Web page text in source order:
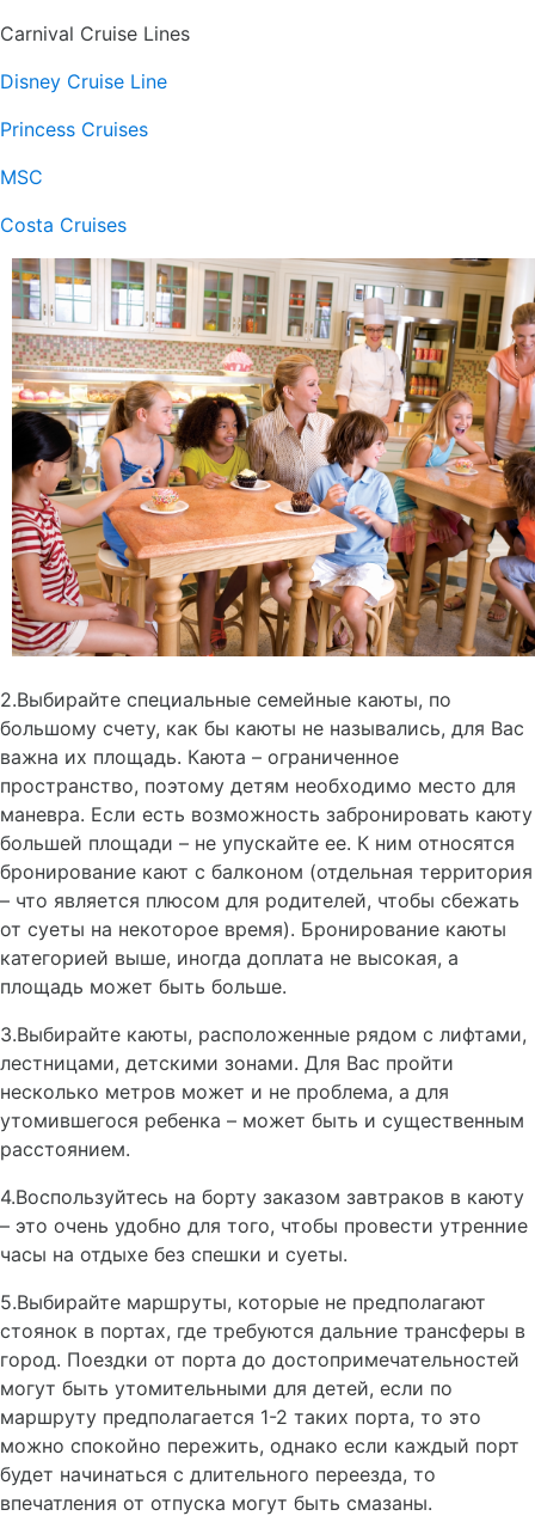
Carnival Cruise Lines
Disney Cruise Line
Princess Cruises
MSC
Costa Cruises
2.Выбирайте специальные семейные каюты, по
большому счету, как бы каюты не назывались, для Вас
важна их площадь. Каюта – ограниченное
пространство, поэтому детям необходимо место для
маневра. Если есть возможность забронировать каюту
большей площади – не упускайте ее. К ним относятся
бронирование кают с балконом (отдельная территория
– что является плюсом для родителей, чтобы сбежать
от суеты на некоторое время). Бронирование каюты
категорией выше, иногда доплата не высокая, а
площадь может быть больше.
3.Выбирайте каюты, расположенные рядом с лифтами,
лестницами, детскими зонами. Для Вас пройти
несколько метров может и не проблема, а для
утомившегося ребенка – может быть и существенным
расстоянием.
4.Воспользуйтесь на борту заказом завтраков в каюту
– это очень удобно для того, чтобы провести утренние
часы на отдыхе без спешки и суеты.
5.Выбирайте маршруты, которые не предполагают
стоянок в портах, где требуются дальние трансферы в
город. Поездки от порта до достопримечательностей
могут быть утомительными для детей, если по
маршруту предполагается 1-2 таких порта, то это
можно спокойно пережить, однако если каждый порт
будет начинаться с длительного переезда, то
впечатления от отпуска могут быть смазаны.